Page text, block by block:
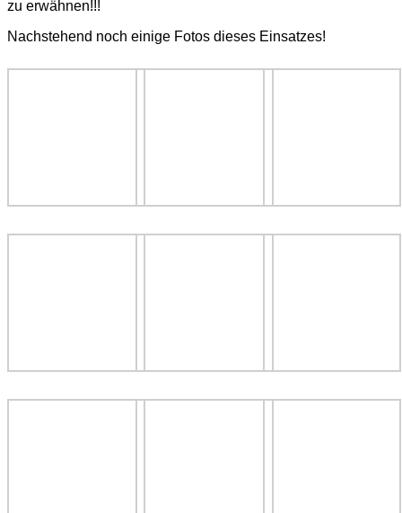
zu erwähnen!!!
Nachstehend noch einige Fotos dieses Einsatzes!